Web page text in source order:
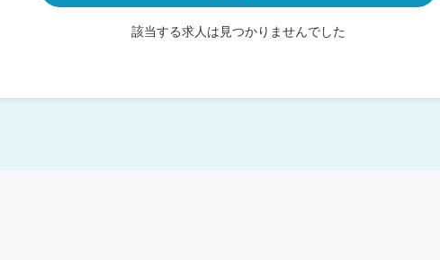
該当する求人は見つかりませんでした